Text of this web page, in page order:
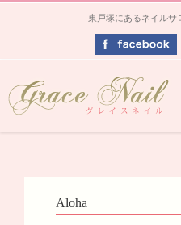
東戸塚にあるネイルサ
Aloha